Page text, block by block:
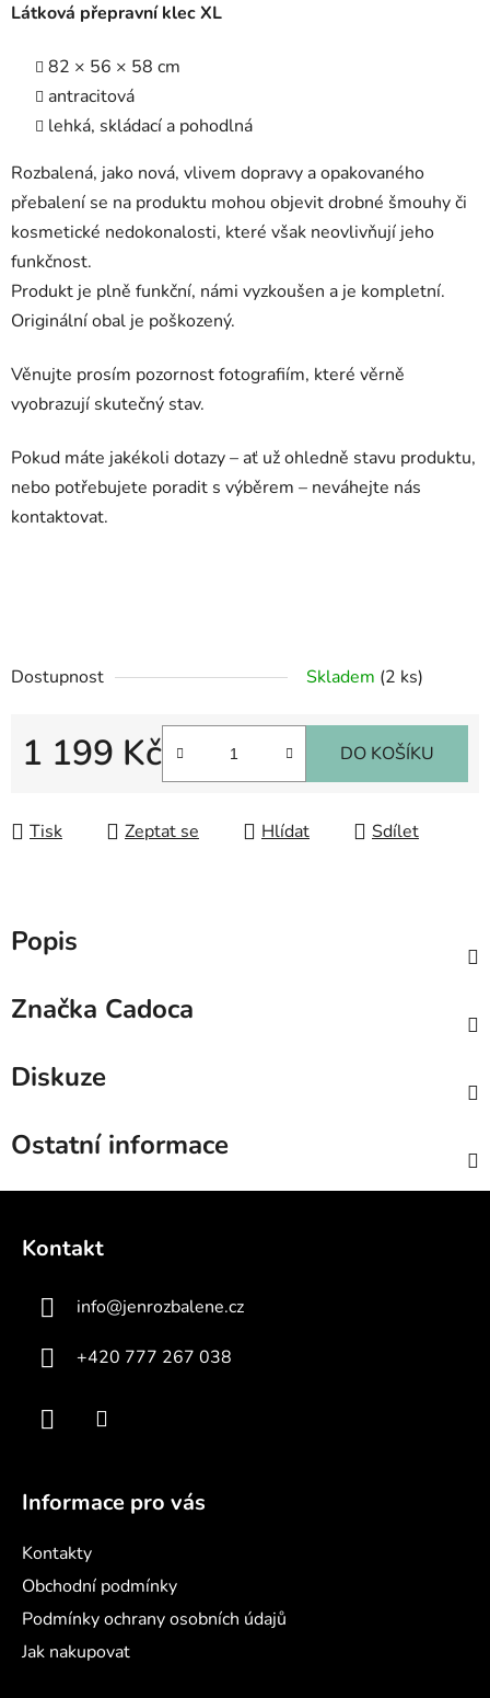
Látková přepravní klec XL
82 × 56 × 58 cm
antracitová
lehká, skládací a pohodlná
Rozbalená, jako nová, vlivem dopravy a opakovaného
přebalení se na produktu mohou objevit drobné šmouhy či
kosmetické nedokonalosti, které však neovlivňují jeho
funkčnost.
Produkt je plně funkční, námi vyzkoušen a je kompletní.
Originální obal je poškozený.
Věnujte prosím pozornost fotografiím, které věrně
vyobrazují skutečný stav.
Pokud máte jakékoli dotazy – ať už ohledně stavu produktu,
nebo potřebujete poradit s výběrem – neváhejte nás
kontaktovat.
Dostupnost Skladem (2 ks)
1 199 Kč DO KOŠÍKU
Tisk Zeptat se Hlídat Sdílet
Popis
Značka Cadoca
Diskuze
Ostatní informace
Kontakt
info@jenrozbalene.cz
+420 777 267 038
Informace pro vás
Kontakty
Obchodní podmínky
Podmínky ochrany osobních údajů
Jak nakupovat